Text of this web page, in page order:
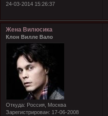
24-03-2014 15:26:37
Жена Вилюсика
Клон Вилле Вало
Откуда: Россия, Москва
Зарегистрирован: 17-06-2008